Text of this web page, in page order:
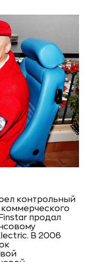
контрольный
продал
В 2006